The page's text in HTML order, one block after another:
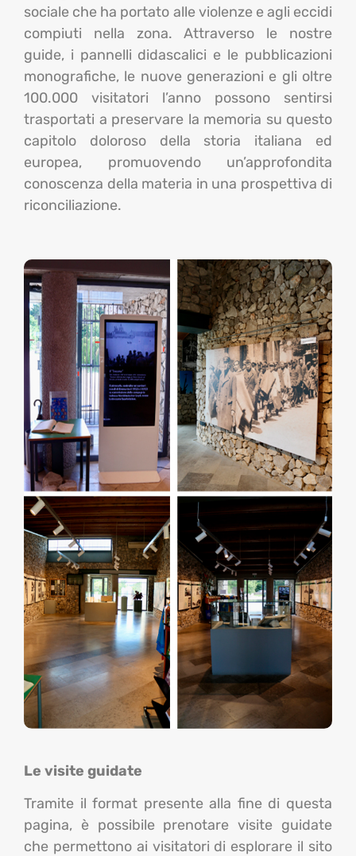
sociale che ha portato alle violenze e agli eccidi
compiuti nella zona. Attraverso le nostre
guide, i pannelli didascalici e le pubblicazioni
monografiche, le nuove generazioni e gli oltre
100.000 visitatori l’anno possono sentirsi
trasportati a preservare la memoria su questo
capitolo doloroso della storia italiana ed
europea, promuovendo un’approfondita
conoscenza della materia in una prospettiva di
riconciliazione.
Le visite guidate
Tramite il format presente alla fine di questa
pagina, è possibile prenotare visite guidate
che permettono ai visitatori di esplorare il sito